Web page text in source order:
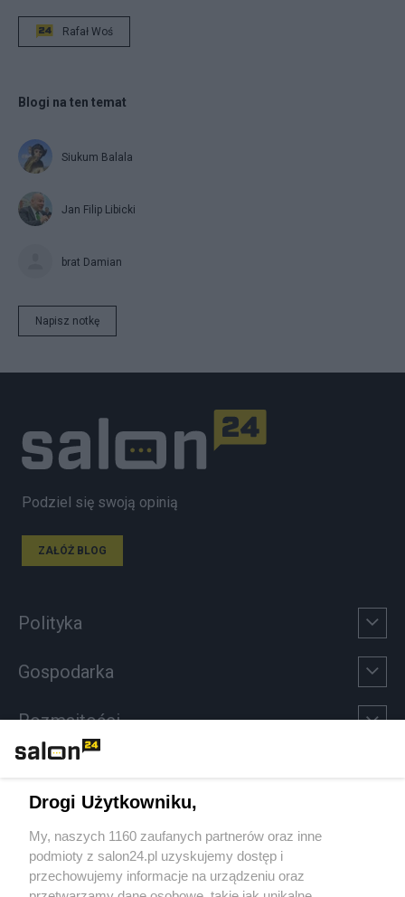
Rafał Woś
Blogi na ten temat
Siukum Balala
Jan Filip Libicki
brat Damian
Napisz notkę
Podziel się swoją opinią
ZAŁÓŻ BLOG
Polityka
Gospodarka
Rozmaitości
Sport
Społeczeństwo
Drogi Użytkowniku,
My, naszych 1160 zaufanych partnerów oraz inne
podmioty z salon24.pl uzyskujemy dostęp i
przechowujemy informacje na urządzeniu oraz